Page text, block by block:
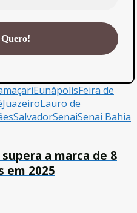
EunápolisFeira de
JuazeiroLauro de
SalvadorSenaiSenai Bahia
a marca de 8
em 2025